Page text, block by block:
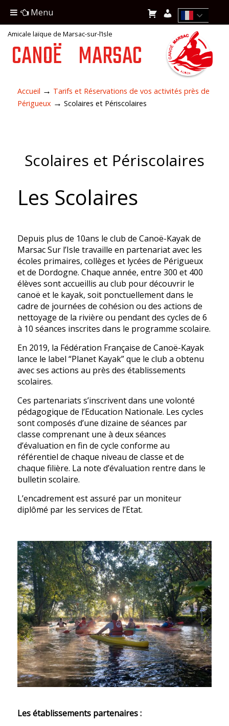
Amicale laïque de Marsac-sur-l’Isle
CANOË MARSAC
Accueil → Tarifs et Réservations de vos activités près de
Périgueux → Scolaires et Périscolaires
Scolaires et Périscolaires
Les Scolaires
Depuis plus de 10ans le club de Canoë-Kayak de
Marsac Sur l’Isle travaille en partenariat avec les
écoles primaires, collèges et lycées de Périgueux
et de Dordogne. Chaque année, entre 300 et 400
élèves sont accueillis au club pour découvrir le
canoë et le kayak, soit ponctuellement dans le
cadre de journées de cohésion ou des actions de
nettoyage de la rivière ou pendant des cycles de 6
à 10 séances inscrites dans le programme scolaire.
En 2019, la Fédération Française de Canoë-Kayak
lance le label “Planet Kayak” que le club a obtenu
avec ses actions au près des établissements
scolaires.
Ces partenariats s’inscrivent dans une volonté
pédagogique de l’Education Nationale. Les cycles
sont composés d’une dizaine de séances par
classe comprenant une à deux séances
d’évaluation en fin de cycle conforme au
référentiel de chaque niveau de classe et de
chaque filière. La note d’évaluation rentre dans le
bulletin scolaire.
L’encadrement est assuré par un moniteur
diplômé par les services de l’Etat.
Les établissements partenaires :
Menu